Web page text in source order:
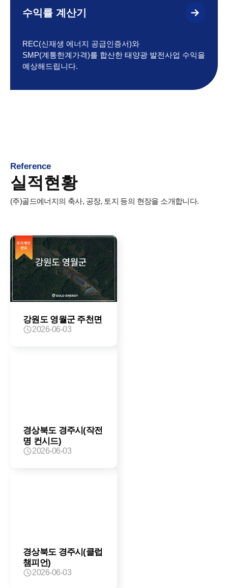
수익률 계산기
REC(신재생 에너지 공급인증서)와
SMP(계통한계가격)를 합산한 태양광 발전사업 수익을
예상해드립니다.
Reference
실적현황
(주)골드에너지의 축사, 공장, 토지 등의 현장을 소개합니다.
강원도 영월군 주천면
2026-06-03
경상북도 경주시(작전
명 컨시드)
2026-06-03
경상북도 경주시(클럽
챔피언)
2026-06-03